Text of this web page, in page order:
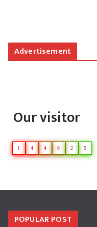
Advertisement
Our visitor
1 4 4 8 2 5
POPULAR POST